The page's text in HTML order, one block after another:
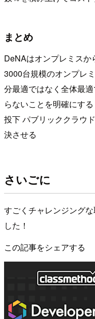
まとめ
DeNAはオンプレミス
3000台規模のオンプレ
分最適ではなく全体最
らないことを明確にす
投下 パブリッククラウ
決させる
さいごに
すごくチャレンジング
した！
この記事をシェアする